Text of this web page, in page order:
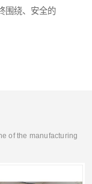
围绕、安全的
of the manufacturing